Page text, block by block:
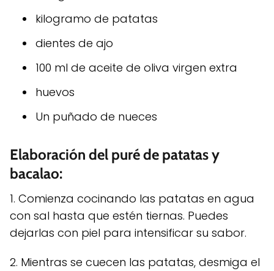
kilogramo de patatas
dientes de ajo
100 ml de aceite de oliva virgen extra
huevos
Un puñado de nueces
Elaboración del puré de patatas y
bacalao:
1. Comienza cocinando las patatas en agua
con sal hasta que estén tiernas. Puedes
dejarlas con piel para intensificar su sabor.
2. Mientras se cuecen las patatas, desmiga el